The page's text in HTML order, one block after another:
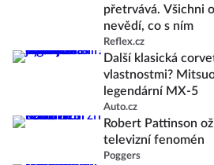
přetrvává. Všichni
nevědí, co s ním
Reflex.cz
Další klasická
vlastnostmi?
legendární MX-5
Auto.cz
Robert Pattinson
televizní fenomén
Poggers